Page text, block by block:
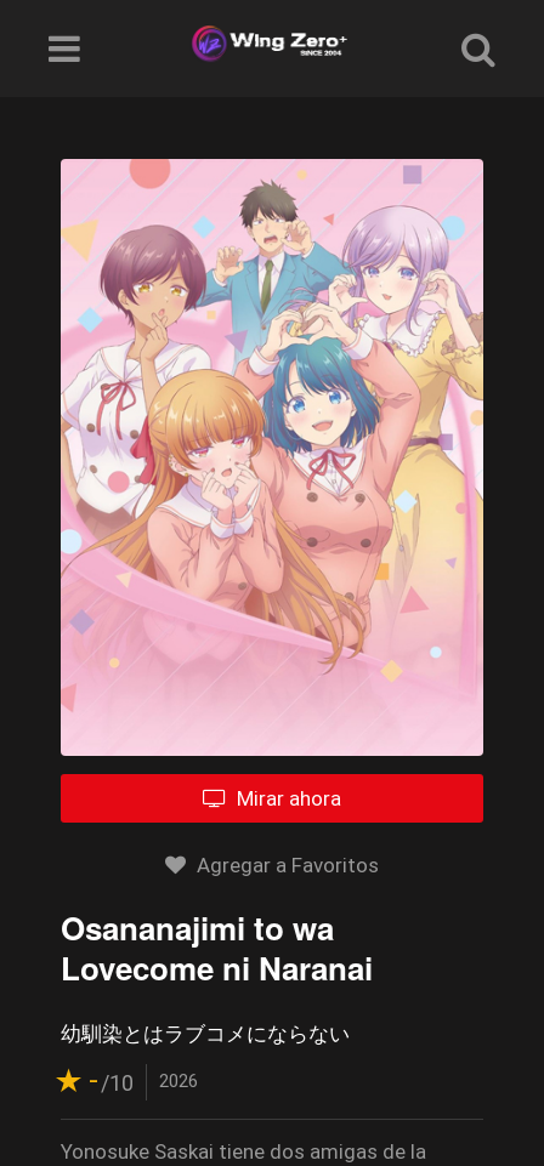
Mirar ahora
Agregar a Favoritos
Osananajimi to wa
Lovecome ni Naranai
幼馴染とはラブコメにならない
-/10 2026
Yonosuke Saskai tiene dos amigas de la